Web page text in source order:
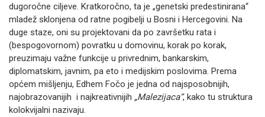
dugoročne ciljeve. Kratkoročno, ta je „genetski predestinirana“
mladež sklonjena od ratne pogibelji u Bosni i Hercegovini. Na
duge staze, oni su projektovani da po završetku rata i
(bespogovornom) povratku u domovinu, korak po korak,
preuzimaju važne funkcije u privrednim, bankarskim,
diplomatskim, javnim, pa eto i medijskim poslovima. Prema
općem mišljenju, Edhem Fočo je jedna od najsposobnijih,
najobrazovanijih i najkreativnijih „Malezijaca“, kako tu struktura
kolokvijalni nazivaju.